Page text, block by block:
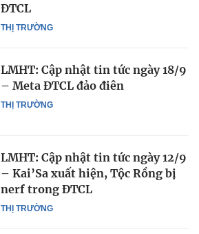
THỊ TRƯỜNG
ĐTCL
THỊ TRƯỜNG
LMHT: Cập nhật tin tức ngày 18/9
– Meta ĐTCL đảo điên
THỊ TRƯỜNG
LMHT: Cập nhật tin tức ngày 12/9
– Kai’Sa xuất hiện, Tộc Rồng bị
nerf trong ĐTCL